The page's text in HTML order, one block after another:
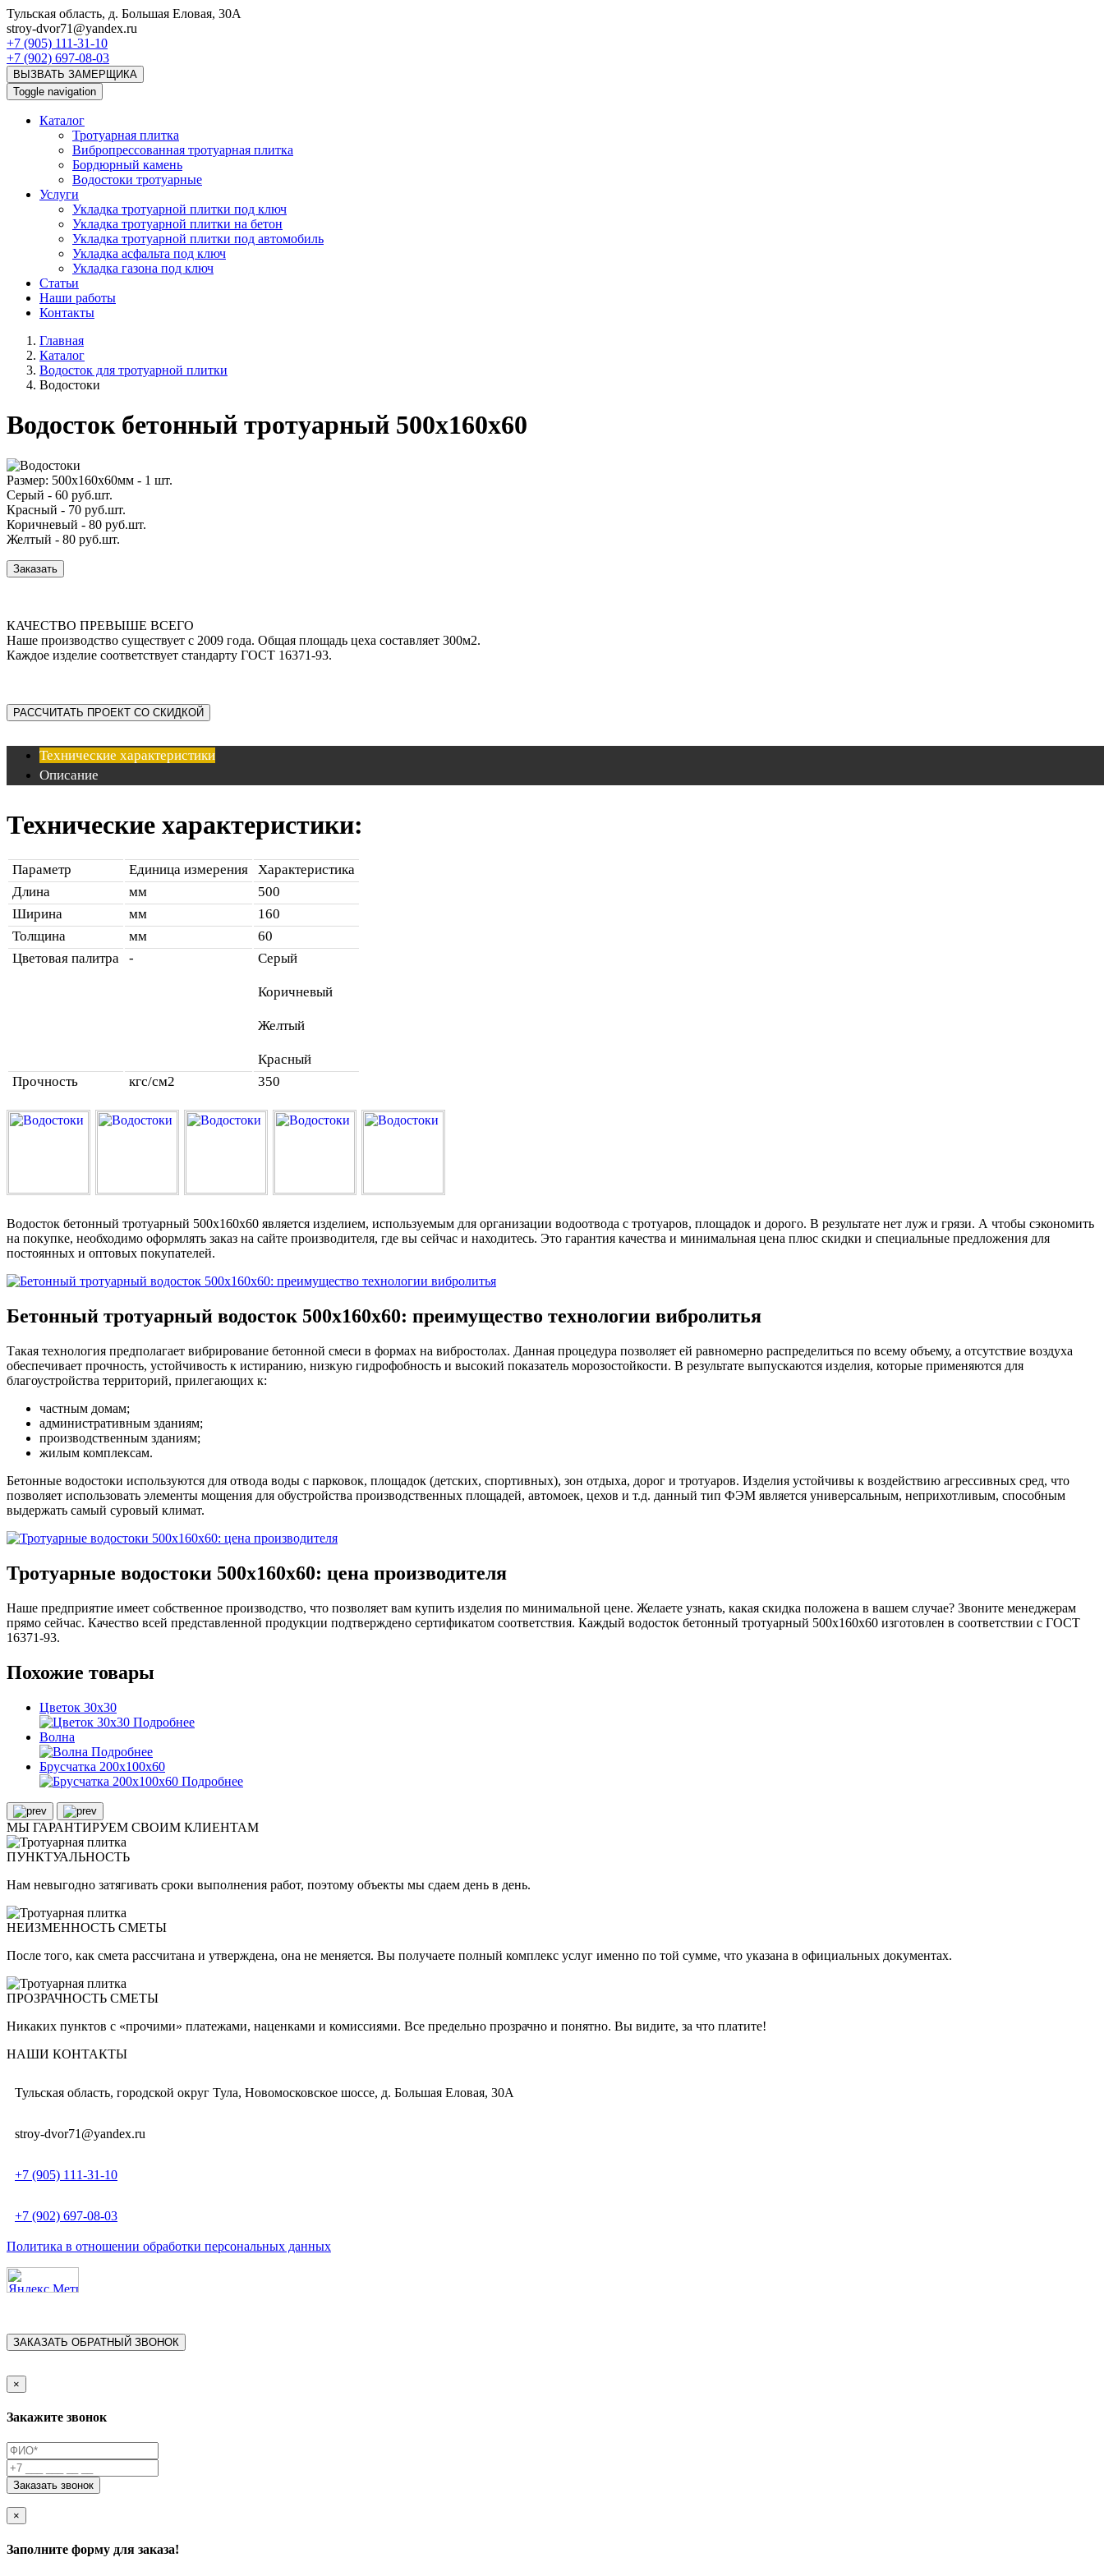
Тульская область, д. Большая Еловая, 30А
stroy-dvor71@yandex.ru
+7 (905) 111-31-10
+7 (902) 697-08-03‬
ВЫЗВАТЬ ЗАМЕРЩИКА
Toggle navigation
Каталог
Тротуарная плитка
Вибропрессованная тротуарная плитка
Бордюрный камень
Водостоки тротуарные
Услуги
Укладка тротуарной плитки под ключ
Укладка тротуарной плитки на бетон
Укладка тротуарной плитки под автомобиль
Укладка асфальта под ключ
Укладка газона под ключ
Статьи
Наши работы
Контакты
Главная
Каталог
Водосток для тротуарной плитки
Водостоки
Водосток бетонный тротуарный 500х160х60
Размер: 500х160х60мм - 1 шт.
Серый - 60 руб.шт.
Красный - 70 руб.шт.
Коричневый - 80 руб.шт.
Желтый - 80 руб.шт.
Заказать
КАЧЕСТВО ПРЕВЫШЕ ВСЕГО
Наше производство существует с 2009 года. Общая площадь цеха составляет 300м2.
Каждое изделие соответствует стандарту ГОСТ 16371-93.
РАССЧИТАТЬ ПРОЕКТ СО СКИДКОЙ
Технические характеристики
Описание
Технические характеристики:
Параметр Единица измерения
Характеристика
Длина
мм
500
Ширина
мм
160
Толщина
мм
60
Цветовая палитра
- Серый
Коричневый
Желтый
Красный
Прочность
кгс/см2 350
Водосток бетонный тротуарный 500х160х60 является изделием, используемым для организации водоотвода с тротуаров, площадок и дорого. В результате нет луж и грязи. А чтобы сэкономить
на покупке, необходимо оформлять заказ на сайте производителя, где вы сейчас и находитесь. Это гарантия качества и минимальная цена плюс скидки и специальные предложения для
постоянных и оптовых покупателей.
Бетонный тротуарный водосток 500х160х60: преимущество технологии вибролитья
Такая технология предполагает вибрирование бетонной смеси в формах на вибростолах. Данная процедура позволяет ей равномерно распределиться по всему объему, а отсутствие воздуха
обеспечивает прочность, устойчивость к истиранию, низкую гидрофобность и высокий показатель морозостойкости. В результате выпускаются изделия, которые применяются для
благоустройства территорий, прилегающих к:
частным домам;
административным зданиям;
производственным зданиям;
жилым комплексам.
Бетонные водостоки используются для отвода воды с парковок, площадок (детских, спортивных), зон отдыха, дорог и тротуаров. Изделия устойчивы к воздействию агрессивных сред, что
позволяет использовать элементы мощения для обустройства производственных площадей, автомоек, цехов и т.д. данный тип ФЭМ является универсальным, неприхотливым, способным
выдержать самый суровый климат.
Тротуарные водостоки 500х160х60: цена производителя
Наше предприятие имеет собственное производство, что позволяет вам купить изделия по минимальной цене. Желаете узнать, какая скидка положена в вашем случае? Звоните менеджерам
прямо сейчас. Качество всей представленной продукции подтверждено сертификатом соответствия. Каждый водосток бетонный тротуарный 500х160х60 изготовлен в соответствии с ГОСТ
16371-93.
Похожие товары
Цветок 30х30
Подробнее
Волна
Подробнее
Брусчатка 200х100х60
Подробнее
МЫ ГАРАНТИРУЕМ СВОИМ КЛИЕНТАМ
ПУНКТУАЛЬНОСТЬ
Нам невыгодно затягивать сроки выполнения работ, поэтому объекты мы сдаем день в день.
НЕИЗМЕННОСТЬ СМЕТЫ
После того, как смета рассчитана и утверждена, она не меняется. Вы получаете полный комплекс услуг именно по той сумме, что указана в официальных документах.
ПРОЗРАЧНОСТЬ СМЕТЫ
Никаких пунктов с «прочими» платежами, наценками и комиссиями. Все предельно прозрачно и понятно. Вы видите, за что платите!
НАШИ КОНТАКТЫ
Тульская область, городской округ Тула, Новомосковское шоссе, д. Большая Еловая, 30А
stroy-dvor71@yandex.ru
+7 (905) 111-31-10
+7 (902) 697-08-03‬
Политика в отношении обработки персональных данных
ЗАКАЗАТЬ ОБРАТНЫЙ ЗВОНОК
×
Закажите звонок
Заказать звонок
×
Заполните форму для заказа!